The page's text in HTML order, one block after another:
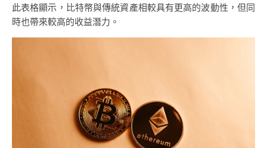
此表格顯示，比特幣與傳統資產相較具有更高的波動性，但同
時也帶來較高的收益潛力。